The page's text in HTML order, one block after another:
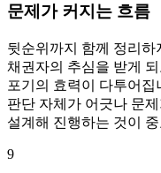
문제가 커지는 흐름
뒷순위까지 함께 정리하
채권자의 추심을 받게
포기의 효력이 다투어
판단 자체가 어긋나 문
설계해 진행하는 것이
9